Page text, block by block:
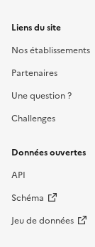
Liens du site
Nos établissements
Partenaires
Une question ?
Challenges
Données ouvertes
API
Schéma
Jeu de données